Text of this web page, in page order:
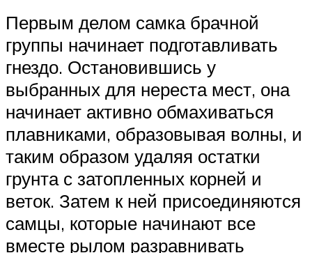
Первым делом самка брачной
группы начинает подготавливать
гнездо. Остановившись у
выбранных для нереста мест, она
начинает активно обмахиваться
плавниками, образовывая волны, и
таким образом удаляя остатки
грунта с затопленных корней и
веток. Затем к ней присоединяются
самцы, которые начинают все
вместе рылом разравнивать